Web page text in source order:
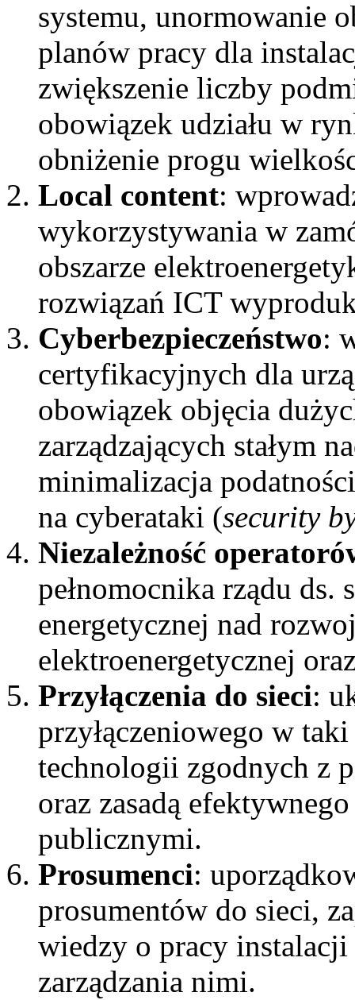
systemu, unormowanie
planów pracy dla
zwiększenie liczby
obowiązek udziału w
obniżenie progu
Local content:
wykorzystywania w
obszarze
rozwiązań ICT
Cyberbezpieczeństwo:
certyfikacyjnych dla
obowiązek objęcia
zarządzających stałym
minimalizacja
na cyberataki (security
Niezależność
pełnomocnika rządu
energetycznej nad
elektroenergetycznej
Przyłączenia do sieci:
przyłączeniowego w
technologii zgodnych z
oraz zasadą
publicznymi.
Prosumenci:
prosumentów do sieci,
wiedzy o pracy
zarządzania nimi.